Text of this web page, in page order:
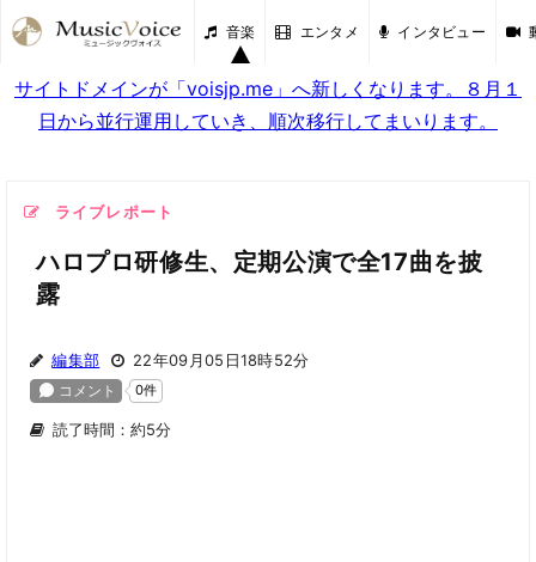
音楽 エンタメ インタビュー
サイトドメインが「voisjp.me」へ新しくなります。８月１
日から並行運用していき、順次移行してまいります。
ライブレポート
ハロプロ研修生、定期公演で全17曲を披
露
編集部 22年09月05日18時52分
読了時間：約5分